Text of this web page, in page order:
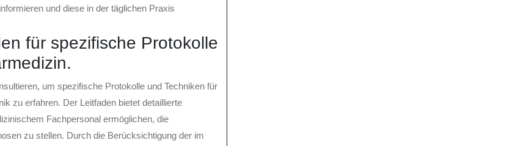
und diese in der täglichen Praxis
für spezifische Protokolle
um spezifische Protokolle und Techniken für
zu erfahren. Der Leitfaden bietet detaillierte
Fachpersonal ermöglichen, die
zu stellen. Durch die Berücksichtigung der im